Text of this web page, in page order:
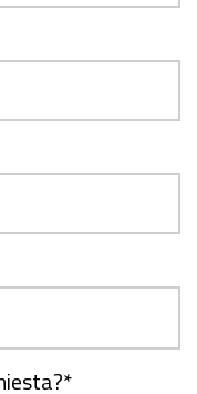
*